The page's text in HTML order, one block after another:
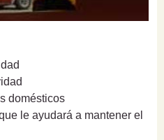
domésticos
le ayudará a mantener el